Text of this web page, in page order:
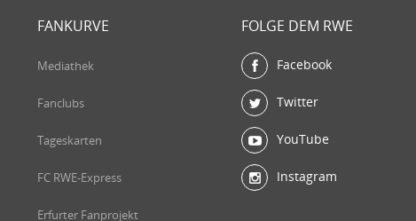
FANKURVE
Mediathek
Fanclubs
Tageskarten
FC RWE-Express
Erfurter Fanprojekt
FOLGE DEM RWE
Facebook
Twitter
YouTube
Instagram